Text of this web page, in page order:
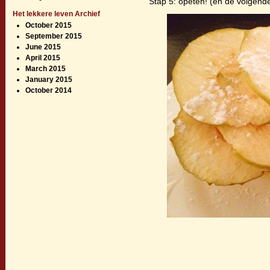
Het lekkere leven Archief
October 2015
September 2015
June 2015
April 2015
March 2015
January 2015
October 2014